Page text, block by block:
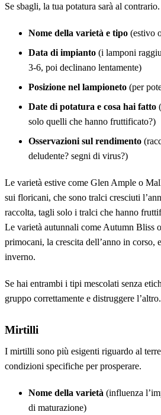
Se sbagli, la tua potatura sarà al contrario.
Nome della varietà e tipo (estivo
Data di impianto (i lamponi
3-6, poi declinano lentamente)
Posizione nel lampioneto (per
Date di potatura e cosa hai fatto
solo quelli che hanno fruttificato?)
Osservazioni sul rendimento
deludente? segni di virus?)
Le varietà estive come Glen Ample o
sui floricani, che sono tralci cresciuti
raccolta, tagli solo i tralci che hanno
Le varietà autunnali come Autumn Bliss
primocani, la crescita dell’anno in corso,
inverno.
Se hai entrambi i tipi mescolati senza
gruppo correttamente e distruggere l’altro.
Mirtilli
I mirtilli sono più esigenti riguardo al
condizioni specifiche per prosperare.
Nome della varietà (influenza
di maturazione)